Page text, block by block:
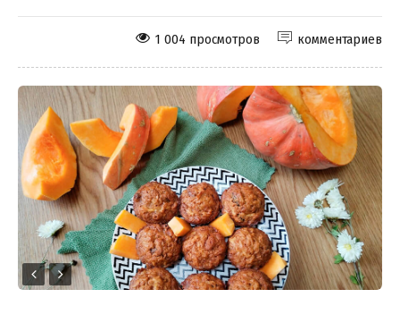
комментариев
1 004 просмотров